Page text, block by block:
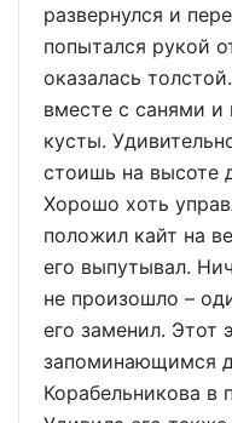
развернулся и
попытался рукой
оказалась
вместе с санями и
кусты.
стоишь на высоте
Хорошо хоть
положил кайт на
его выпутывал.
не произошло –
его заменил. Этот
запоминающимся
Корабельникова в